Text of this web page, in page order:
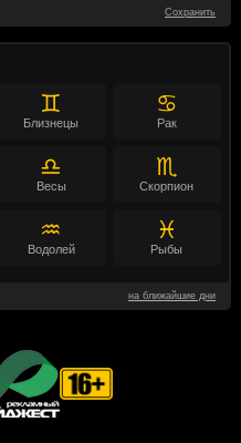
Сохранить
♊
Близнецы
♋
Рак
♎
Весы
♏
Скорпион
♒
Водолей
♓
Рыбы
на ближайшие дни